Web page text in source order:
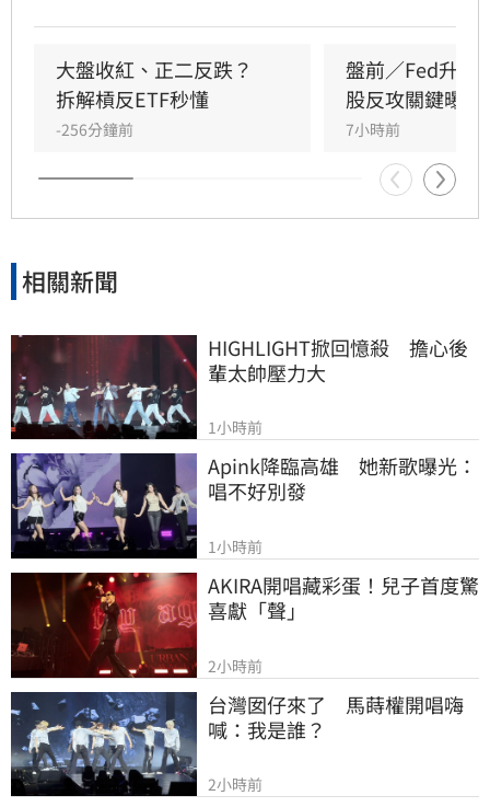
震盪行情下，投資游刃有餘。
大盤收紅、正二反跌？
拆解槓反ETF秒懂
-256分鐘前
盤前／Fed升息
股反攻關鍵曝光
7小時前
相關新聞
HIGHLIGHT掀回憶殺　擔心後
輩太帥壓力大
1小時前
Apink降臨高雄　她新歌曝光：
唱不好別發
1小時前
AKIRA開唱藏彩蛋！兒子首度驚
喜獻「聲」
2小時前
台灣囡仔來了　馬蒔權開唱嗨
喊：我是誰？
2小時前